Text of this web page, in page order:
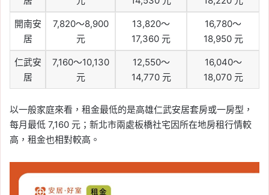
開南安
居
7,820～8,900
元
13,820～
17,360 元
16,780～
18,950 元
仁武安
居
7,160～10,130
元
12,550～
14,770 元
16,040～
18,070 元
以一般家庭來看，租金最低的是高雄仁武安居套房或一房型，
每月最低 7,160 元；新北市兩處板橋社宅因所在地房租行情較
高，租金也相對較高。